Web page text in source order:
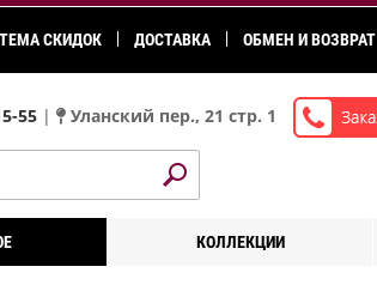
СКИДОК ДОСТАВКА ОБМЕН И ВОЗВРАТ
55 | Уланский пер., 21 стр. 1
КОЛЛЕКЦИИ